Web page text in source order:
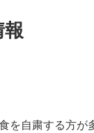
自粛する方が